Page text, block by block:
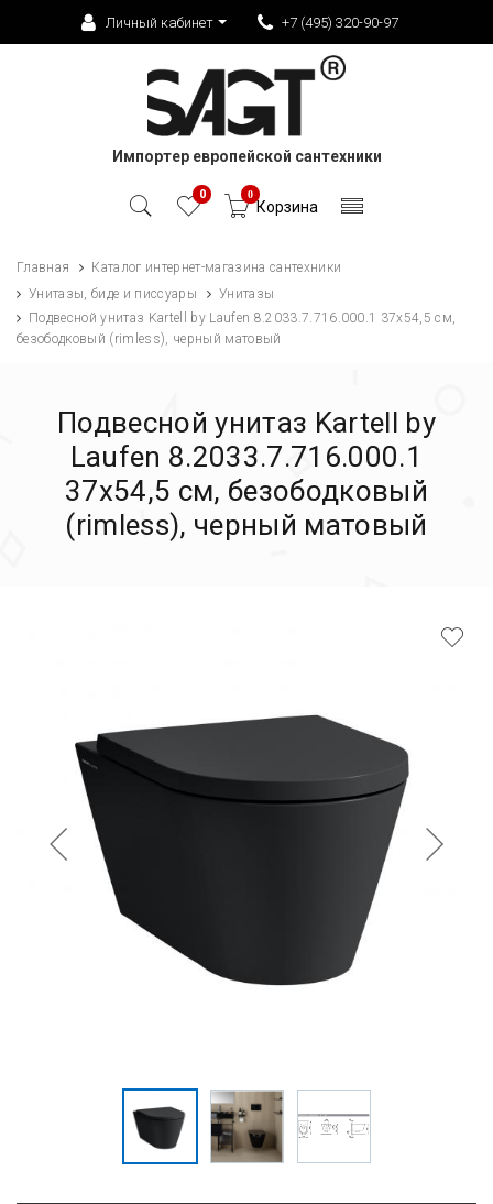
Личный кабинет +7 (495) 320-90-97
Импортер европейской сантехники
0 0
Корзина
Главная
Каталог интернет-магазина сантехники
Унитазы, биде и писсуары
Унитазы
Подвесной унитаз Kartell by Laufen 8.2033.7.716.000.1 37х54,5 см,
безободковый (rimless), черный матовый
Подвесной унитаз Kartell by
Laufen 8.2033.7.716.000.1
37х54,5 см, безободковый
(rimless), черный матовый